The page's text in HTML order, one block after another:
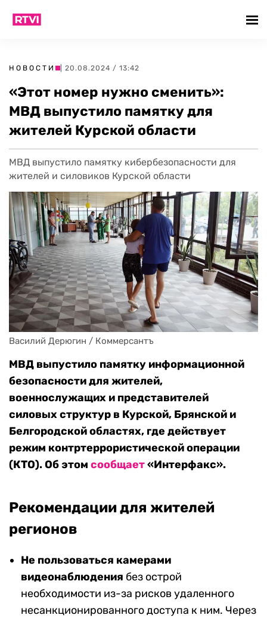
НОВОСТИ | 20.08.2024 / 13:42
«Этот номер нужно сменить»:
МВД выпустило памятку для
жителей Курской области
МВД выпустило памятку кибербезопасности для
жителей и силовиков Курской области
Василий Дерюгин / Коммерсантъ
МВД выпустило памятку информационной
безопасности для жителей,
военнослужащих и представителей
силовых структур в Курской, Брянской и
Белгородской областях, где действует
режим контртеррористической операции
(КТО). Об этом сообщает«Интерфакс».
Рекомендации для жителей
регионов
Не пользоваться камерами
видеонаблюдения без острой
необходимости из-за рисков удаленного
несанкционированного доступа к ним. Через